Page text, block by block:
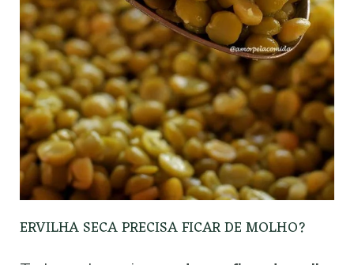
ERVILHA SECA PRECISA FICAR DE MOLHO?